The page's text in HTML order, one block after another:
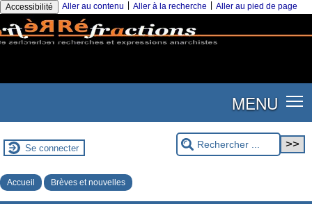
Accessibilité Aller au contenu Aller à la recherche Aller au pied de page
MENU
Se connecter
Accueil Brèves et nouvelles